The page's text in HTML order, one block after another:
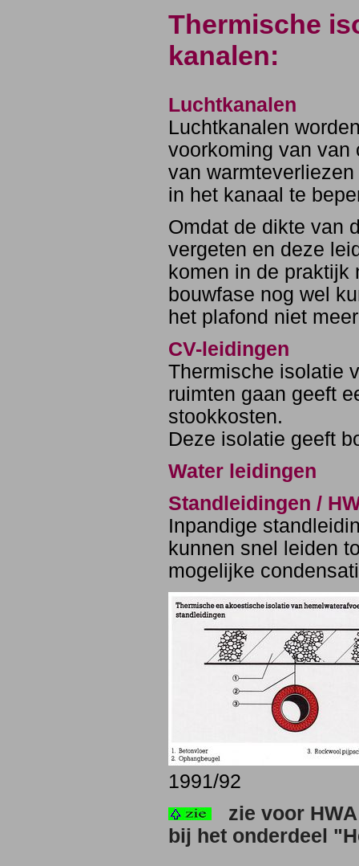
Thermische
kanalen:
Luchtkanalen
Luchtkanalen
voorkoming van van
van
in het kanaal te
Omdat de dikte van
vergeten en deze
komen in de
bouwfase nog wel
het plafond niet
CV-leidingen
Thermische isolatie
ruimten gaan geeft
stookkosten.
Deze isolatie geeft
Water leidingen
Standleidingen /
Inpandige
kunnen snel leiden
mogelijke
1991/92
zie voor
bij het onderdeel